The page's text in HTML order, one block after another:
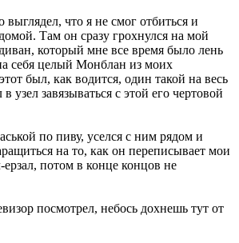
выглядел, что я не смог отбиться и
Там он сразу грохнулся на мой
который мне все время было лень
себя целый Монблан из моих
был, как водится, один такой на весь
в узел завязываться с этой его чертовой
по пиву, уселся с ним рядом и
на то, как он переписывает мои
потом в конце концов не
посмотрел, небось дохнешь тут от